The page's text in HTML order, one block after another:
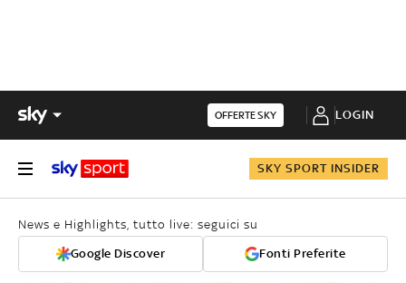
OFFERTE SKY LOGIN
SKY SPORT INSIDER
News e Highlights, tutto live: seguici su
Google Discover Fonti Preferite